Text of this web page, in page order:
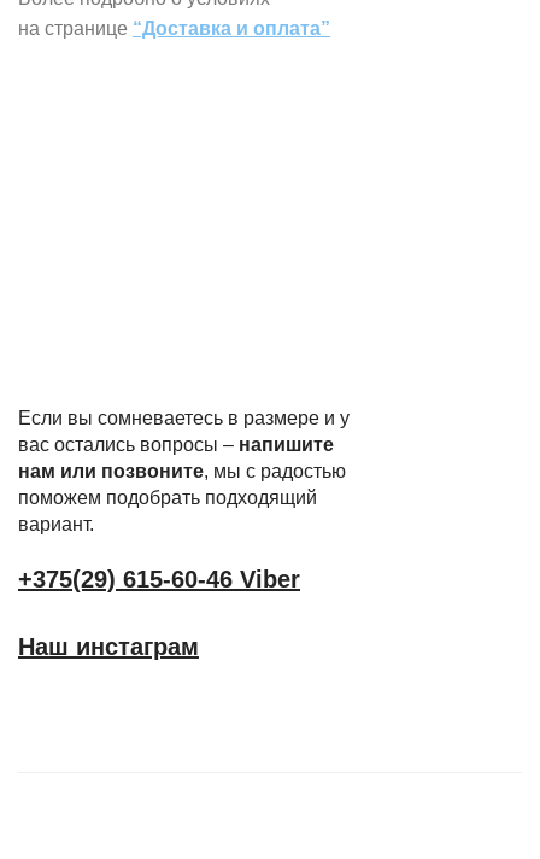
на странице “Доставка и оплата”
Если вы сомневаетесь в размере и у
вас остались вопросы – напишите
нам или позвоните, мы с радостью
поможем подобрать подходящий
вариант.
+375(29) 615-60-46 Viber
Наш инстаграм